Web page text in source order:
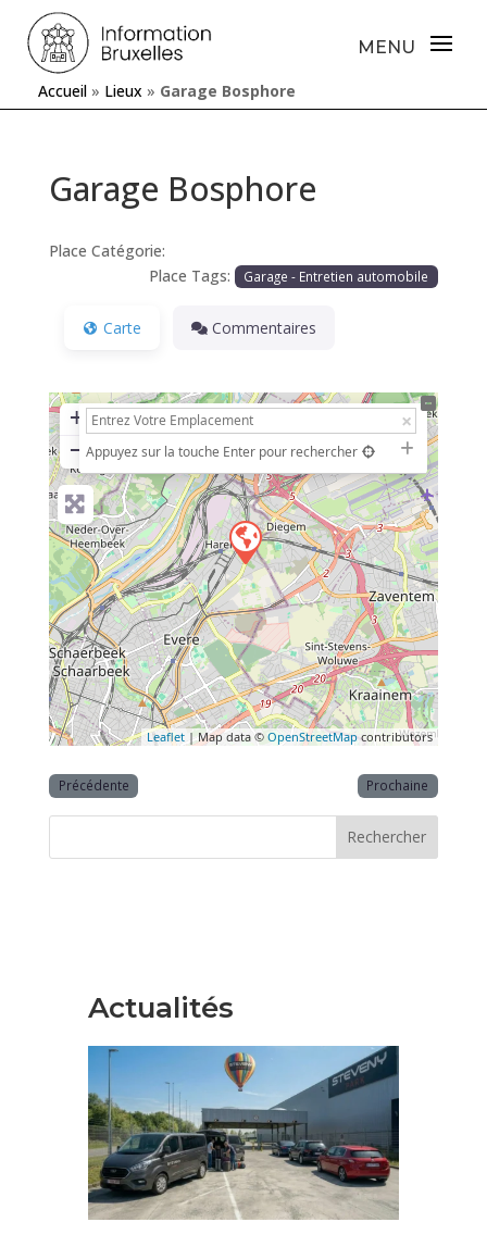
Accueil » Lieux » Garage Bosphore
Garage Bosphore
Place Catégorie:
Place Tags:
Garage - Entretien automobile
Carte Commentaires
+
− Appuyez sur la touche Enter pour rechercher
Leaflet | Map data ©OpenStreetMapcontributors
Précédente Prochaine
Rechercher
Actualités